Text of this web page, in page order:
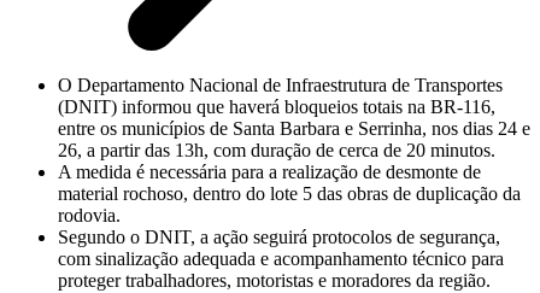
O Departamento Nacional de Infraestrutura de Transportes
(DNIT) informou que haverá bloqueios totais na BR-116,
entre os municípios de Santa Barbara e Serrinha, nos dias 24 e
26, a partir das 13h, com duração de cerca de 20 minutos.
A medida é necessária para a realização de desmonte de
material rochoso, dentro do lote 5 das obras de duplicação da
rodovia.
Segundo o DNIT, a ação seguirá protocolos de segurança,
com sinalização adequada e acompanhamento técnico para
proteger trabalhadores, motoristas e moradores da região.